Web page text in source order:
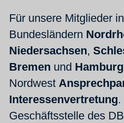
Für unsere Mitglieder
Bundesländern
Niedersachsen,
Bremen und Hamburg
Nordwest
Interessenvertretung.
Geschäftsstelle des